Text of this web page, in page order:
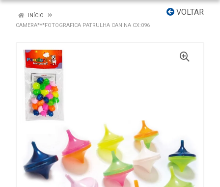
VOLTAR
INÍCIO
CAMERA***FOTOGRAFICA PATRULHA CANINA CX:096